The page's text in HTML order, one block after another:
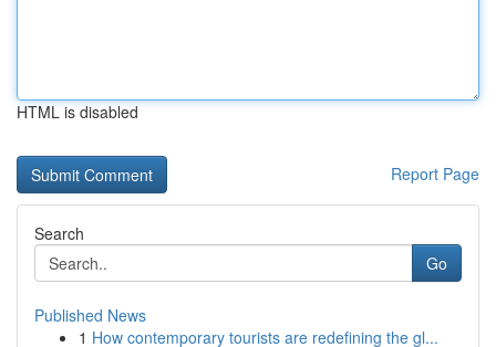
HTML is disabled
Report Page
Search
Go
Published News
1 How contemporary tourists are redefining the gl...